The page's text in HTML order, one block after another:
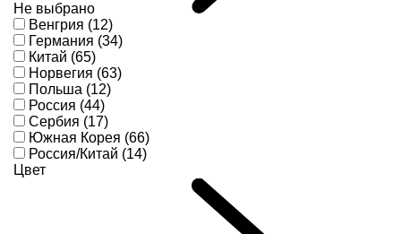
Не выбрано
Венгрия (12)
Германия (34)
Китай (65)
Норвегия (63)
Польша (12)
Россия (44)
Сербия (17)
Южная Корея (66)
Россия/Китай (14)
Цвет